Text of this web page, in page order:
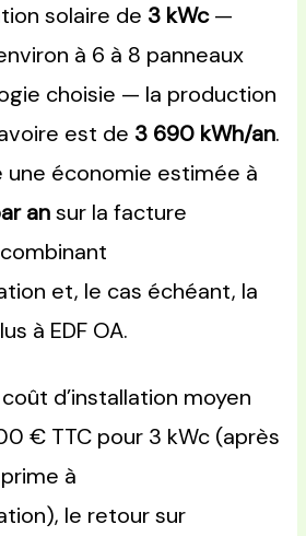
solaire de 3 kWc—
à 6 à 8 panneaux
choisie — la production
est de 3 690 kWh/an.
une économie estimée à
ansur la facture
et, le cas échéant, la
à EDF OA.
coût d’installation moyen
€ TTC pour 3 kWc (après
à
le retour sur